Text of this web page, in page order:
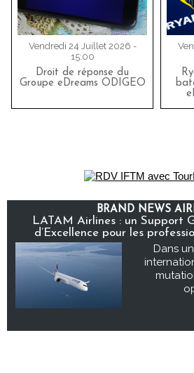
Vendredi 24 Juillet 2026 -
15:00
Droit de réponse du
Groupe eDreams ODIGEO
BRAND NEWS
LATAM Airlines : un Support
d’Excellence pour les
Dans